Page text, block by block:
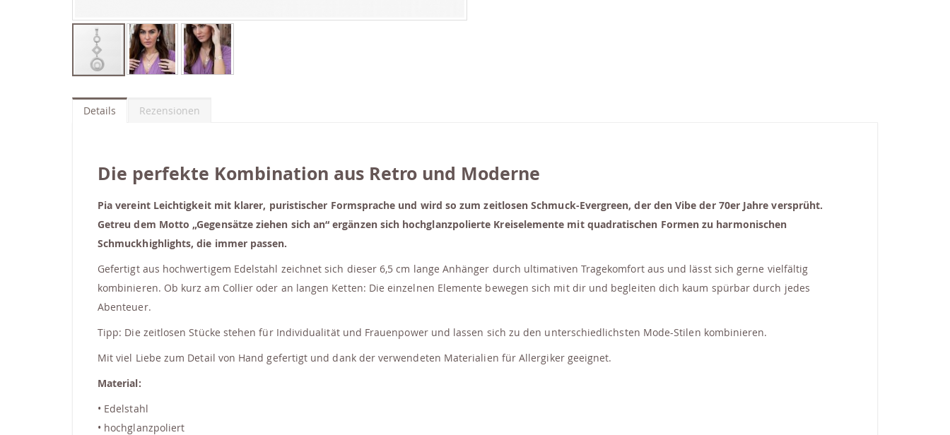
Anfang
derDetails
Die perfekte Kombination aus Retro und Moderne
Pia vereint Leichtigkeit mit klarer, puristischer Formsprache und wird so zum zeitlosen Schmuck-Evergreen, der den Vibe der 70er Jahre versprüht.
Getreu dem Motto „Gegensätze ziehen sich an“ ergänzen sich hochglanzpolierte Kreiselemente mit quadratischen Formen zu harmonischen
Schmuckhighlights, die immer passen.
Gefertigt aus hochwertigem Edelstahl zeichnet sich dieser 6,5 cm lange Anhänger durch ultimativen Tragekomfort aus und lässt sich gerne vielfältig
kombinieren. Ob kurz am Collier oder an langen Ketten: Die einzelnen Elemente bewegen sich mit dir und begleiten dich kaum spürbar durch jedes
Abenteuer.
Tipp: Die zeitlosen Stücke stehen für Individualität und Frauenpower und lassen sich zu den unterschiedlichsten Mode-Stilen kombinieren.
Mit viel Liebe zum Detail von Hand gefertigt und dank der verwendeten Materialien für Allergiker geeignet.
Material:
• Edelstahl
• hochglanzpoliert
Rezensionen